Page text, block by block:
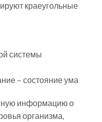
краеугольные
системы
– состояние ума
информацию о
организма,